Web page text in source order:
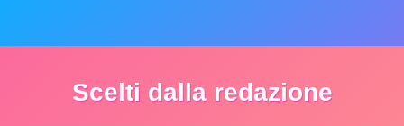
Scelti dalla redazione